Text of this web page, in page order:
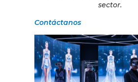
sector.
Contáctanos